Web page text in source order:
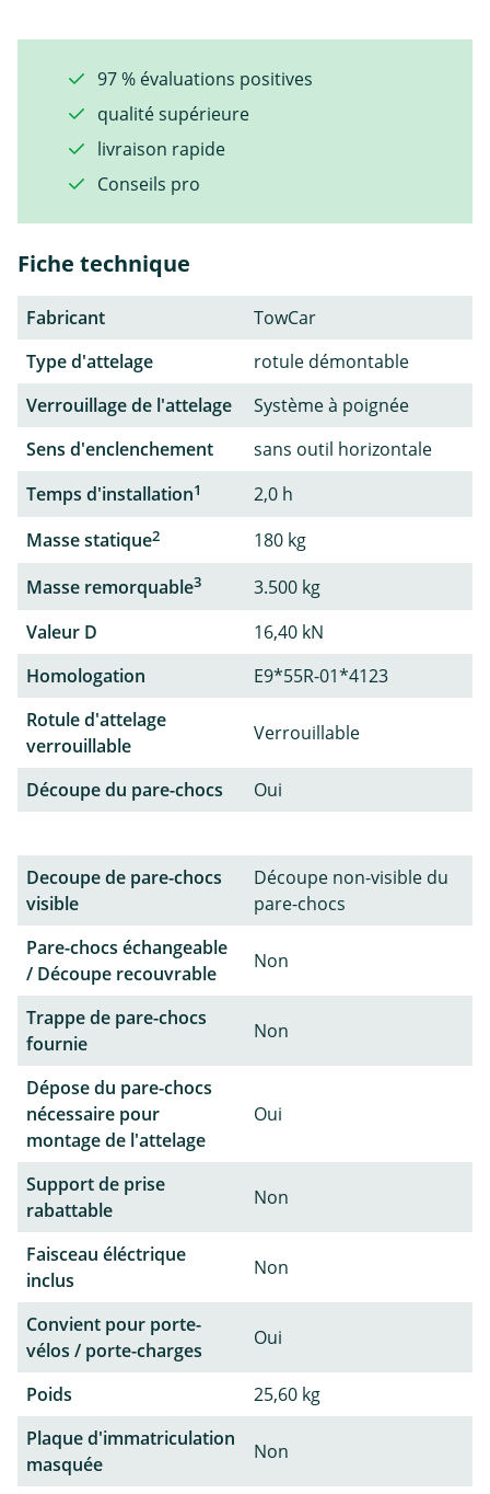
97 % évaluations positives
qualité supérieure
livraison rapide
Conseils pro
Fiche technique
Fabricant
TowCar
Type d'attelage
rotule démontable
Verrouillage de l'attelage
Système à poignée
Sens d'enclenchement
sans outil horizontale
Temps d'installation1
2,0 h
Masse statique2
180 kg
Masse remorquable3
3.500 kg
Valeur D
16,40 kN
Homologation
E9*55R-01*4123
Rotule d'attelage
verrouillable
Verrouillable
Découpe du pare-chocs Oui
Decoupe de pare-chocs
visible
Découpe non-visible du
pare-chocs
Pare-chocs échangeable
/ Découpe recouvrable
Non
Trappe de pare-chocs
fournie
Non
Dépose du pare-chocs
nécessaire pour
montage de l'attelage
Oui
Support de prise
rabattable
Non
Faisceau éléctrique
inclus
Non
Convient pour porte-
vélos / porte-charges
Oui
Poids
25,60 kg
Plaque d'immatriculation
masquée
Non